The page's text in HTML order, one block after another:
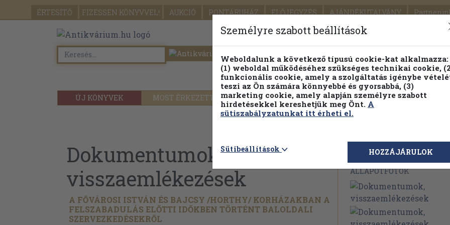
ÉRTESÍTŐ FIZESSEN KÖNYVVEL! AUKCIÓ PONTÁRUHÁZ ELŐJEGYZÉS AJÁNDÉKUTALVÁNY
SEGÍTSÉG
ÚJ KÖNYVEK MOST ÉRKEZETT PILLANATNYI ÁRAINK FENNTARTHATÓ
Részletes kereső Témaköri fa
Dokumentumok,
visszaemlékezések
A FŐVÁROSI ISTVÁN ÉS BAJCSY /HORTHY/KORHÁZAKBAN A
FELSZABADULÁS ELŐTTI IDŐKBEN TÖRTÉNT BALOLDALI
SZERVEZKEDÉSEKRŐL
Megvásárolható
ÁLLAPOTFOTÓK
Személyre szabott beállítások
Weboldalunk a következő típusú cookie-kat alkalmazza:
(1) weboldal működéséhez szükséges technikai cookie,
funkcionális cookie, amely a szolgáltatás igénybe
teszi az Ön számára könnyebbé és gyorsabbá, (3)
marketing cookie, amely alapján személyre szabott
hirdetésekkel kereshetjük meg Önt. A
sütiszabályzatunkat itt érheti el.
Sütibeállítások HOZZÁJÁRULOK